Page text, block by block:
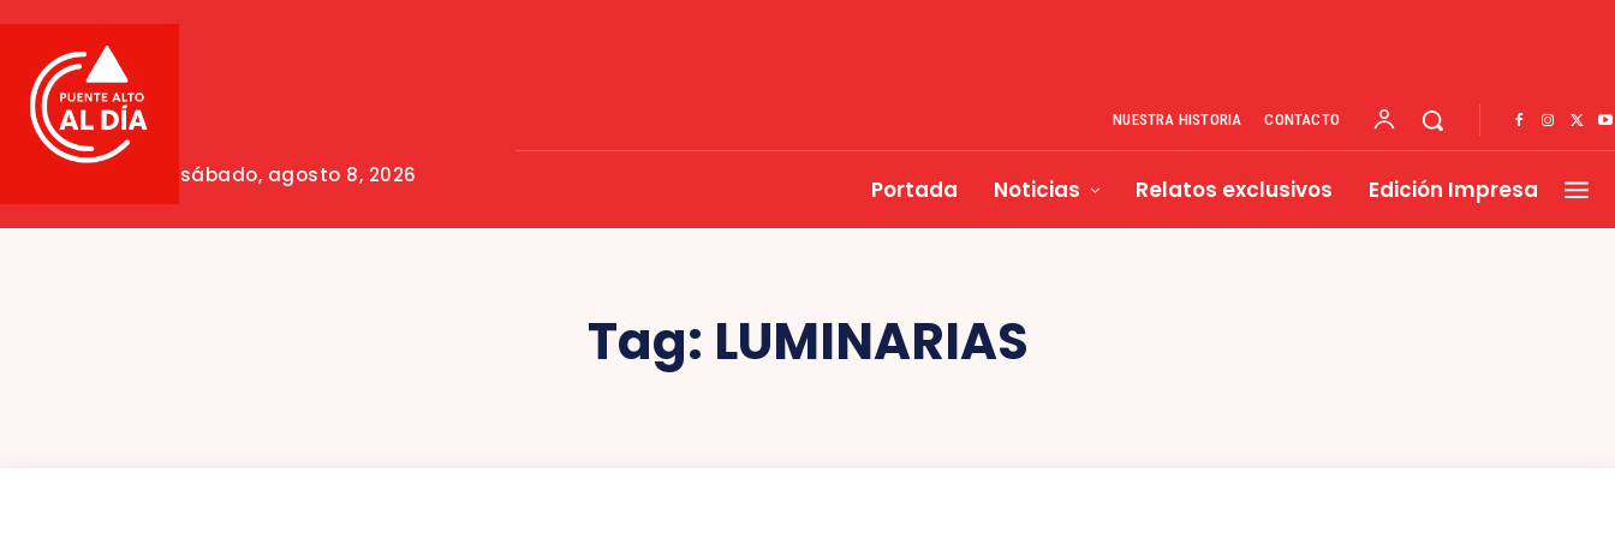
sábado, agosto 8, 2026
NUESTRA HISTORIA CONTACTO
Portada Noticias Relatos exclusivos Edición Impresa
Tag: LUMINARIAS